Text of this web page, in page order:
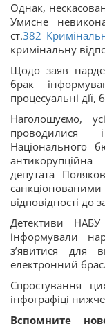
Однак,
Умисне
ст.382
кримінальну
Щодо заяв
брак
процесуальні
Наголошуємо,
проводилися
Національного
депутата
відповідності до
Детективи
інформували
з’явитися для
електронний
Спростування
інфографіці
Вспомните